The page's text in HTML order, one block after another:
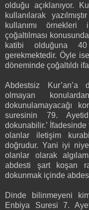
olduğu açıklanıyor.
kullanılarak
kullanımı örnekleri
çoğaltılması
katibi olduğuna
gerekmektedir. Öyle
döneminde çoğaltıldı
Abdestsiz Kur’an’a
olmayan
dokunulamayacağı
suresinin 79.
dokunabilir.’
olanlar iletişim
doğrudur. Yani iyi
olanlar olarak
abdesti şart koşan
dokunmak içinde
Dinde bilinmeyeni
Enbiya Suresi 7.